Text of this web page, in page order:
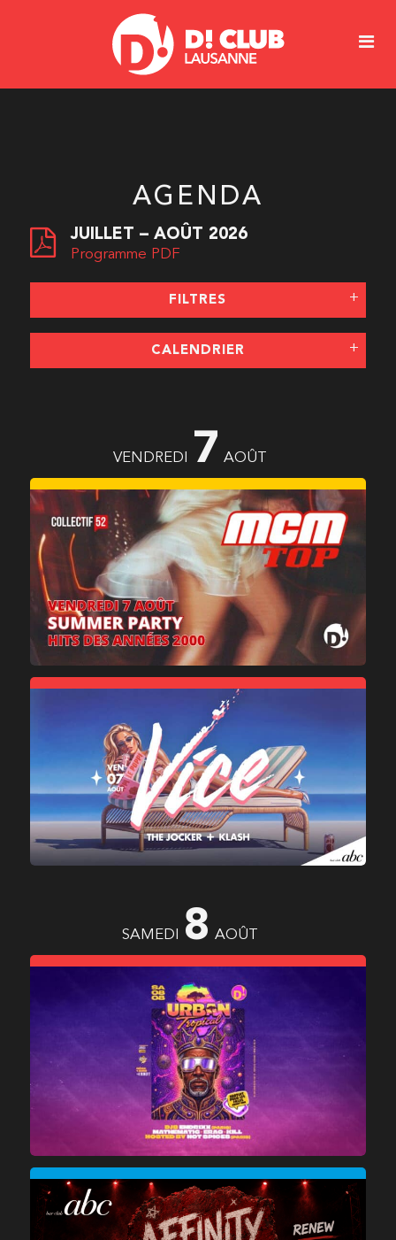
AGENDA
JUILLET – AOÛT 2026
Programme PDF
FILTRES
CALENDRIER
VENDREDI 7 AOÛT
MCM TOP
VICE
SAMEDI 8 AOÛT
URBAN TROPICAL
AFFINITY